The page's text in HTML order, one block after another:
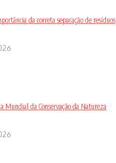
da correta separação de resíduos
Mundial da Conservação da Natureza